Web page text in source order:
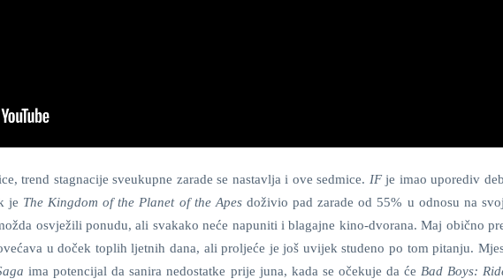
trend stagnacije sveukupne zarade se nastavlja i ove sedmice. IFje imao uporediv
je The Kingdom of the Planet of the Apes doživio pad zarade od 55% u odnosu na
osvježili ponudu, ali svakako neće napuniti i blagajne kino-dvorana. Maj obično
u doček toplih ljetnih dana, ali proljeće je još uvijek studeno po tom pitanju.
ima potencijal da sanira nedostatke prije juna, kada se očekuje da će Bad Boys: